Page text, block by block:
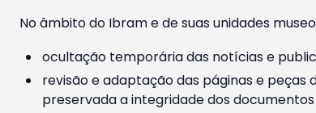
No âmbito do Ibram e de suas unidades
ocultação temporária das notícias e
revisão e adaptação das páginas e
preservada a integridade dos